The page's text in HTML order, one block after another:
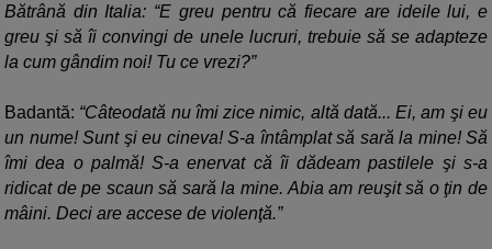
Bătrână din Italia: “E greu pentru că fiecare are ideile lui, e
greu şi să îi convingi de unele lucruri, trebuie să se adapteze
la cum gândim noi! Tu ce vrezi?”
Badantă: “Câteodată nu îmi zice nimic, altă dată... Ei, am şi eu
un nume! Sunt şi eu cineva! S-a întâmplat să sară la mine! Să
îmi dea o palmă! S-a enervat că îi dădeam pastilele şi s-a
ridicat de pe scaun să sară la mine. Abia am reuşit să o ţin de
mâini. Deci are accese de violenţă.”